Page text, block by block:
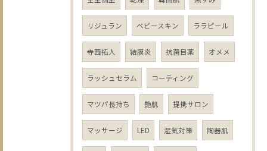
リジュラン ベビースキン ララピール
寺西拓人 結膜炎 抗菌目薬 オメメ
ラッシュセラム コーティング
マツパ長持ち 艶肌 提携サロン
マッサージ LED 湿気対策 陶器肌